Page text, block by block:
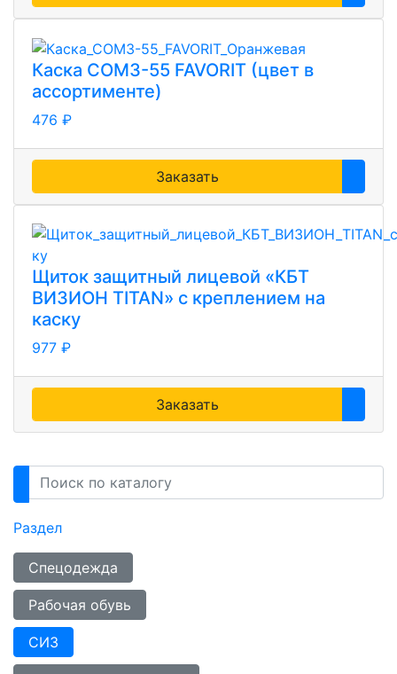
Каска СОМЗ-55 FAVORIT (цвет в
ассортименте)
476 ₽
Заказать
Щиток защитный лицевой «КБТ
ВИЗИОН TITAN» с креплением на
каску
977 ₽
Заказать
Раздел
Спецодежда
Рабочая обувь
СИЗ